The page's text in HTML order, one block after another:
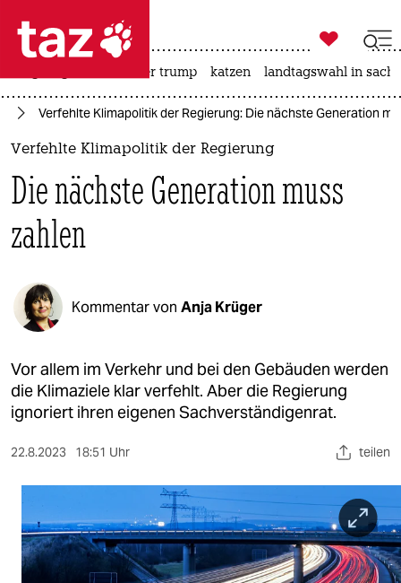
 taz zahl ich
taz zahl ich
politik
öko
gesellschaft
kultur
sport
berlin
nord
wahrheit
verlag
verlag

taz zahl ich
usa unter trump katzen landtagswahl in
Verfehlte Klimapolitik der Regierung: Die nächste Generation
Verfehlte Klimapolitik der Regierung
Die nächste Generation muss
zahlen
Kommentar von Anja Krüger
Vor allem im Verkehr und bei den Gebäuden werden
die Klimaziele klar verfehlt. Aber die Regierung
ignoriert ihren eigenen Sachverständigenrat.
22.8.2023 18:51 Uhr teilen